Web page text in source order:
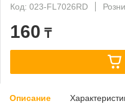
Код: 023-FL7026RD
160 ₸
Описание